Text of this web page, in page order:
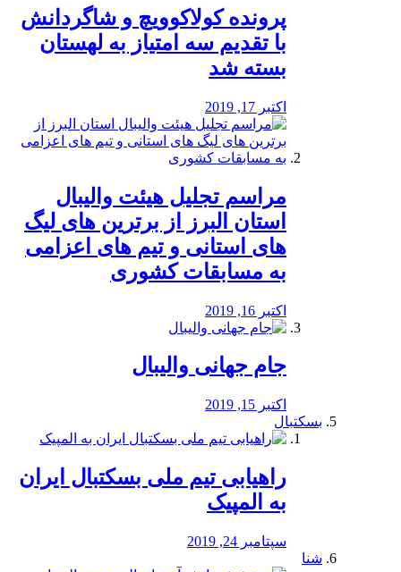
پرونده کولاکوویچ و شاگردانش
با تقدیم سه امتیاز به لهستان
بسته شد
اکتبر 17, 2019
مراسم تجلیل هیئت والیبال
استان البرز از برترین های لیگ
های استانی و تیم های اعزامی
به مسابقات کشوری
اکتبر 16, 2019
جام جهانی والیبال
اکتبر 15, 2019
بسکتبال
راهیابی تیم ملی بسکتبال ایران
به المپیک
سپتامبر 24, 2019
شنا